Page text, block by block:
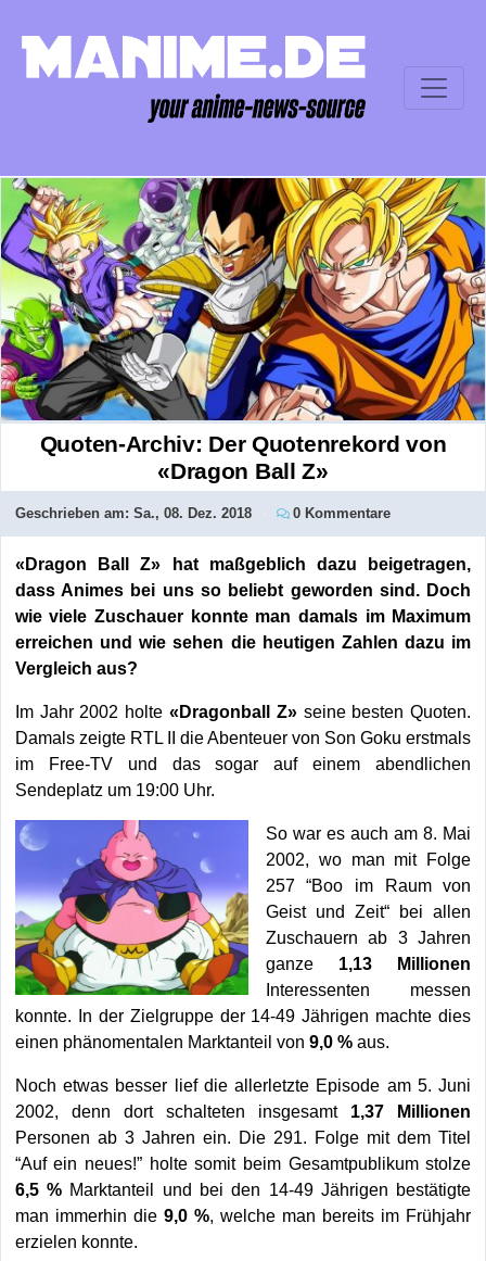
Quoten-Archiv: Der Quotenrekord von
«Dragon Ball Z»
Geschrieben am: Sa., 08. Dez. 2018 0 Kommentare
«Dragon Ball Z» hat maßgeblich dazu beigetragen,
dass Animes bei uns so beliebt geworden sind. Doch
wie viele Zuschauer konnte man damals im Maximum
erreichen und wie sehen die heutigen Zahlen dazu im
Vergleich aus?
Im Jahr 2002 holte «Dragonball Z»seine besten Quoten.
Damals zeigte RTL II die Abenteuer von Son Goku erstmals
im Free-TV und das sogar auf einem abendlichen
Sendeplatz um 19:00 Uhr.
So war es auch am 8. Mai
2002, wo man mit Folge
257 “Boo im Raum von
Geist und Zeit“ bei allen
Zuschauern ab 3 Jahren
ganze 1,13 Millionen
Interessenten messen
konnte. In der Zielgruppe der 14-49 Jährigen machte dies
einen phänomentalen Marktanteil von 9,0 %aus.
Noch etwas besser lief die allerletzte Episode am 5. Juni
2002, denn dort schalteten insgesamt 1,37 Millionen
Personen ab 3 Jahren ein. Die 291. Folge mit dem Titel
“Auf ein neues!” holte somit beim Gesamtpublikum stolze
6,5 % Marktanteil und bei den 14-49 Jährigen bestätigte
man immerhin die 9,0 %, welche man bereits im Frühjahr
erzielen konnte.